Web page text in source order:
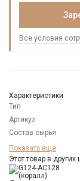
Все условия
Характеристики
Тип
Артикул
Состав сырья
Бренд
Модель
Цвет
Показать еще
Этот товар в других